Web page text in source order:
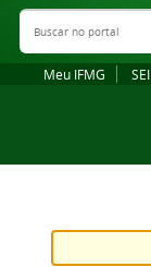
Buscar no portal
Meu IFMG SEI